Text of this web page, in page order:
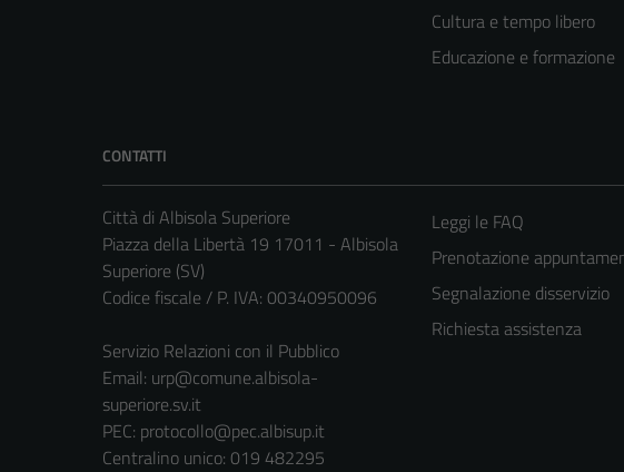
Cultura e tempo libero
Educazione e formazione
CONTATTI
Città di Albisola Superiore
Piazza della Libertà 19 17011 - Albisola
Superiore (SV)
Codice fiscale / P. IVA: 00340950096
Servizio Relazioni con il Pubblico
Email: urp@comune.albisola-
superiore.sv.it
PEC: protocollo@pec.albisup.it
Centralino unico: 019 482295
Leggi le FAQ
Prenotazione
Segnalazione disservizio
Richiesta assistenza